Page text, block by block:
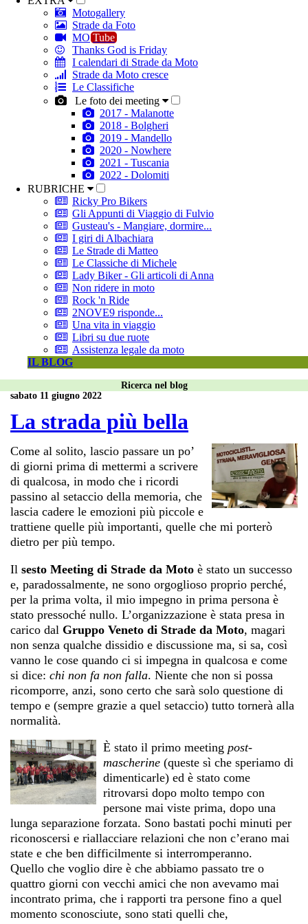
Motogallery
Strade da Foto
MO Tube
Thanks God is Friday
I calendari di Strade da Moto
Strade da Moto cresce
Le Classifiche
Le foto dei meeting
2017 - Malanotte
2018 - Bolgheri
2019 - Mandello
2020 - Nowhere
2021 - Tuscania
2022 - Dolomiti
RUBRICHE
Ricky Pro Bikers
Gli Appunti di Viaggio di Fulvio
Gusteau's - Mangiare, dormire...
I giri di Albachiara
Le Strade di Matteo
Le Classiche di Michele
Lady Biker - Gli articoli di Anna
Non ridere in moto
Rock 'n Ride
2NOVE9 risponde...
Una vita in viaggio
Libri su due ruote
Assistenza legale da moto
IL BLOG
Ricerca nel blog
sabato 11 giugno 2022
La strada più bella
Come al solito, lascio passare un po’
di giorni prima di mettermi a scrivere
di qualcosa, in modo che i ricordi
passino al setaccio della memoria, che
lascia cadere le emozioni più piccole e
trattiene quelle più importanti, quelle che mi porterò
dietro per più tempo.
Il sesto Meeting di Strade da Moto è stato un successo
e, paradossalmente, ne sono orgoglioso proprio perché,
per la prima volta, il mio impegno in prima persona è
stato pressoché nullo. L’organizzazione è stata presa in
carico dal Gruppo Veneto di Strade da Moto, magari
non senza qualche dissidio e discussione ma, si sa, così
vanno le cose quando ci si impegna in qualcosa e come
si dice: chi non fa non falla. Niente che non si possa
ricomporre, anzi, sono certo che sarà solo questione di
tempo e (sempre grazie a quel setaccio) tutto tornerà alla
normalità.
È stato il primo meetingpost-
mascherine (queste sì che speriamo di
dimenticarle) ed è stato come
ritrovarsi dopo molto tempo con
persone mai viste prima, dopo una
lunga separazione forzata. Sono bastati pochi minuti per
riconoscersi e riallacciare relazioni che non c’erano mai
state e che ben difficilmente si interromperanno.
Quello che voglio dire è che abbiamo passato tre o
quattro giorni con vecchi amici che non avevamo mai
incontrato prima, che i rapporti tra persone fino a quel
momento sconosciute, sono stati quelli che,